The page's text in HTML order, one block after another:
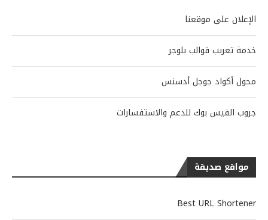
الإعلان على موقعنا
خدمة تعريب قوالب بلوجر
محول أكواد جوجل أدسنس
جروب الفيس بوك للدعم والاستفسارات
مواقع صديقة
Best URL Shortener